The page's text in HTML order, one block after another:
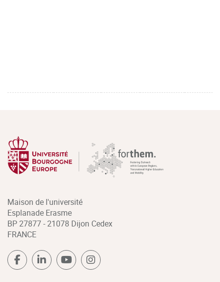
Maison de l'université
Esplanade Erasme
BP 27877 - 21078 Dijon Cedex
FRANCE